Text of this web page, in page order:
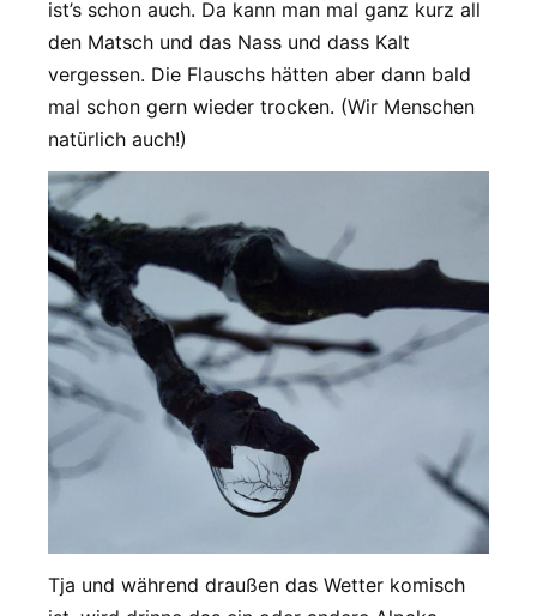
ist’s schon auch. Da kann man mal ganz kurz all
den Matsch und das Nass und dass Kalt
vergessen. Die Flauschs hätten aber dann bald
mal schon gern wieder trocken. (Wir Menschen
natürlich auch!)
Tja und während draußen das Wetter komisch